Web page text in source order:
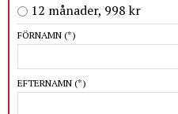
12 månader, 998 kr
FÖRNAMN (*)
EFTERNAMN (*)